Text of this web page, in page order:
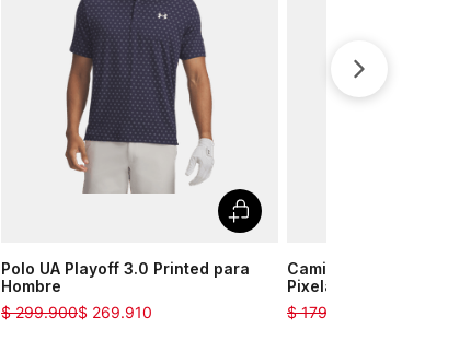
Polo UA Playoff 3.0 Printed para
Hombre
$ 269.910
$ 299.900
Camiseta Training UA
Pixelate para Hombre
$ 179